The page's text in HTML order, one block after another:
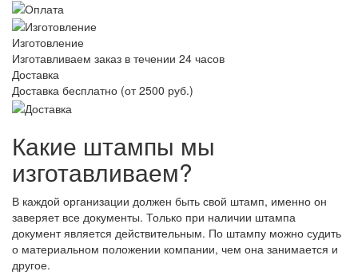
Изготовление
Изготавливаем заказ в течении 24 часов
Доставка
Доставка бесплатно (от 2500 руб.)
Какие штампы мы
изготавливаем?
В каждой организации должен быть свой штамп, именно он
заверяет все документы. Только при наличии штампа
документ является действительным. По штампу можно судить
о материальном положении компании, чем она занимается и
другое.